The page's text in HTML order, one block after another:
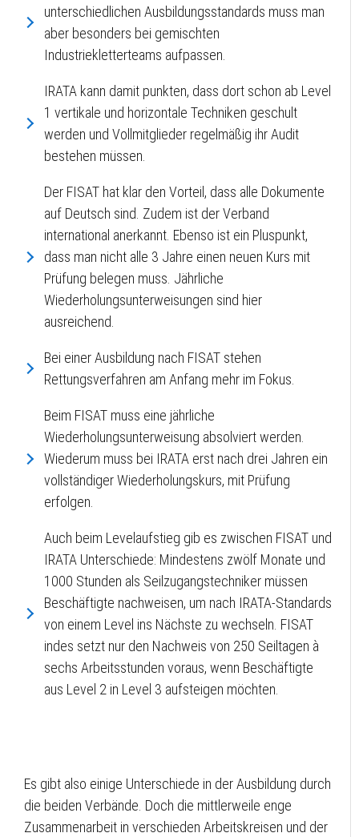
unterschiedlichen Ausbildungsstandards muss man
aber besonders bei gemischten
Industriekletterteams aufpassen.
IRATA kann damit punkten, dass dort schon ab Level
1 vertikale und horizontale Techniken geschult
werden und Vollmitglieder regelmäßig ihr Audit
bestehen müssen.
Der FISAT hat klar den Vorteil, dass alle Dokumente
auf Deutsch sind. Zudem ist der Verband
international anerkannt. Ebenso ist ein Pluspunkt,
dass man nicht alle 3 Jahre einen neuen Kurs mit
Prüfung belegen muss. Jährliche
Wiederholungsunterweisungen sind hier
ausreichend.
Bei einer Ausbildung nach FISAT stehen
Rettungsverfahren am Anfang mehr im Fokus.
Beim FISAT muss eine jährliche
Wiederholungsunterweisung absolviert werden.
Wiederum muss bei IRATA erst nach drei Jahren ein
vollständiger Wiederholungskurs, mit Prüfung
erfolgen.
Auch beim Levelaufstieg gib es zwischen FISAT und
IRATA Unterschiede: Mindestens zwölf Monate und
1000 Stunden als Seilzugangstechniker müssen
Beschäftigte nachweisen, um nach IRATA-Standards
von einem Level ins Nächste zu wechseln. FISAT
indes setzt nur den Nachweis von 250 Seiltagen à
sechs Arbeitsstunden voraus, wenn Beschäftigte
aus Level 2 in Level 3 aufsteigen möchten.
Es gibt also einige Unterschiede in der Ausbildung durch
die beiden Verbände. Doch die mittlerweile enge
Zusammenarbeit in verschieden Arbeitskreisen und der